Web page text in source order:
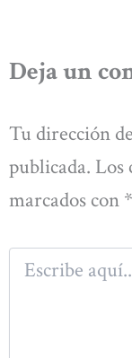
Deja un
Tu dirección
publicada. Los
marcados con *
Escribe
aquí...